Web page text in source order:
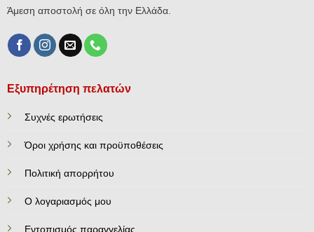
Άμεση αποστολή σε όλη την Ελλάδα.
Εξυπηρέτηση πελατών
Συχνές ερωτήσεις
Όροι χρήσης και προϋποθέσεις
Πολιτική απορρήτου
Ο λογαριασμός μου
Εντοπισμός παραγγελίας